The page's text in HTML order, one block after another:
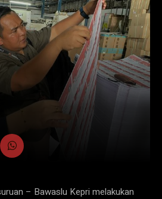
– Bawaslu Kepri melakukan